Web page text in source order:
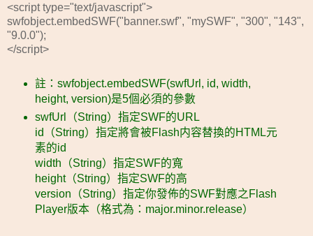
<script type="text/javascript">
swfobject.embedSWF("banner.swf", "mySWF", "300", "143",
"9.0.0");
</script>
註：swfobject.embedSWF(swfUrl, id, width,
height, version)是5個必須的參數
swfUrl（String）指定SWF的URL
id（String）指定將會被Flash内容替換的HTML元
素的id
width（String）指定SWF的寬
height（String）指定SWF的高
version（String）指定你發佈的SWF對應之Flash
Player版本（格式為：major.minor.release）